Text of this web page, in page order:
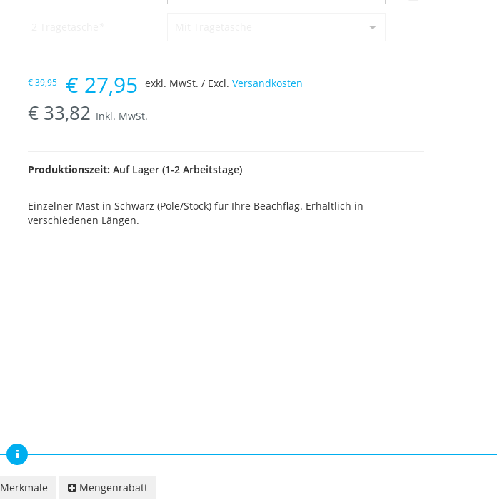
€39,95 € 27,95
€ 33,82 Inkl. MwSt.
exkl. MwSt. / Excl. Versandkosten
Produktionszeit: Auf Lager (1-2 Arbeitstage)
Einzelner Mast in Schwarz (Pole/Stock) für Ihre Beachflag. Erhältlich in
verschiedenen Längen.
Merkmale Mengenrabatt